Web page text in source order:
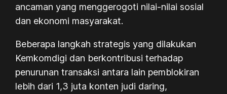
ancaman yang menggerogoti nilai-nilai sosial
dan ekonomi masyarakat.
Beberapa langkah strategis yang dilakukan
Kemkomdigi dan berkontribusi terhadap
penurunan transaksi antara lain pemblokiran
lebih dari 1,3 juta konten judi daring,